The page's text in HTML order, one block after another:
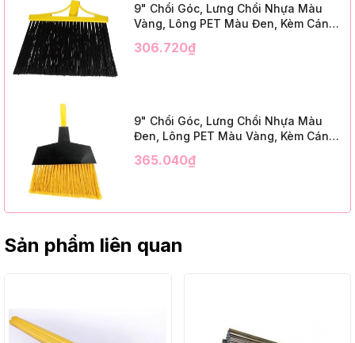
9" Chổi Góc, Lưng Chổi Nhựa Màu
Vàng, Lông PET Màu Đen, Kèm Cán
12 Bộ/Thùng (9" Angle Broom, Yellow
306.720₫
9" Chổi Góc, Lưng Chổi Nhựa Màu
Đen, Lông PET Màu Vàng, Kèm Cán
12 Bộ/Thùng (9" Angle Broom, Black
365.040₫
Sản phẩm liên quan